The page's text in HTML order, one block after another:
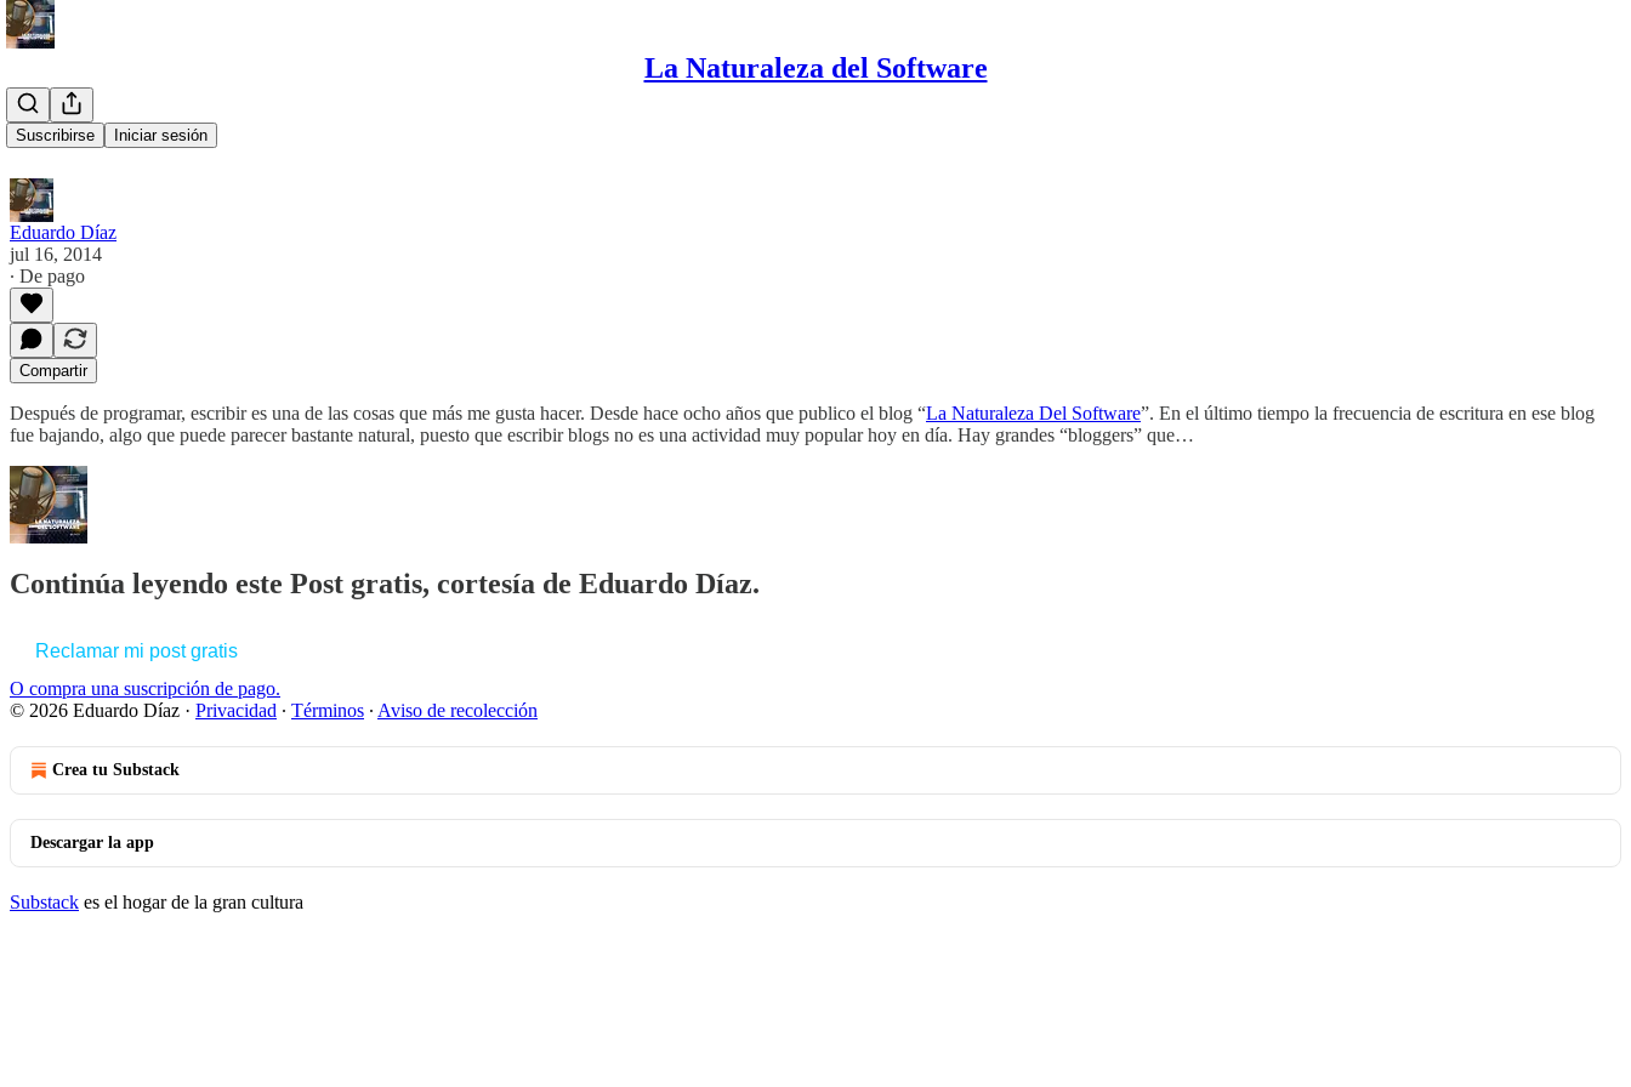
La Naturaleza del Software
Suscribirse Iniciar sesión
Razones
Eduardo Díaz
jul 16, 2014
∙ De pago
Compartir
Después de programar, escribir es una de las cosas que más me gusta hacer. Desde hace ocho años que publico el blog “La Naturaleza Del Software”. En el último tiempo la frecuencia de escritura en ese blog
fue bajando, algo que puede parecer bastante natural, puesto que escribir blogs no es una actividad muy popular hoy en día. Hay grandes “bloggers” que…
Continúa leyendo este Post gratis, cortesía de Eduardo Díaz.
Reclamar mi post gratis
O compra una suscripción de pago.
© 2026 Eduardo Díaz · Privacidad ∙ Términos ∙ Aviso de recolección
Crea tu Substack
Descargar la app
Substack es el hogar de la gran cultura